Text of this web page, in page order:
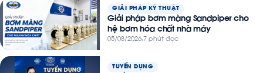
GIẢI PHÁP KỸ THUẬT
Giải pháp bơm màng Sandpiper cho
hệ bơm hóa chất nhà máy
05/08/2026 7 phút đọc
TUYỂN DỤNG